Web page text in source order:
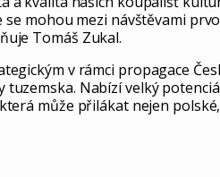
mohou mezi návštěvami
Tomáš Zukal.
v rámci propagace
tuzemska. Nabízí velký
může přilákat nejen